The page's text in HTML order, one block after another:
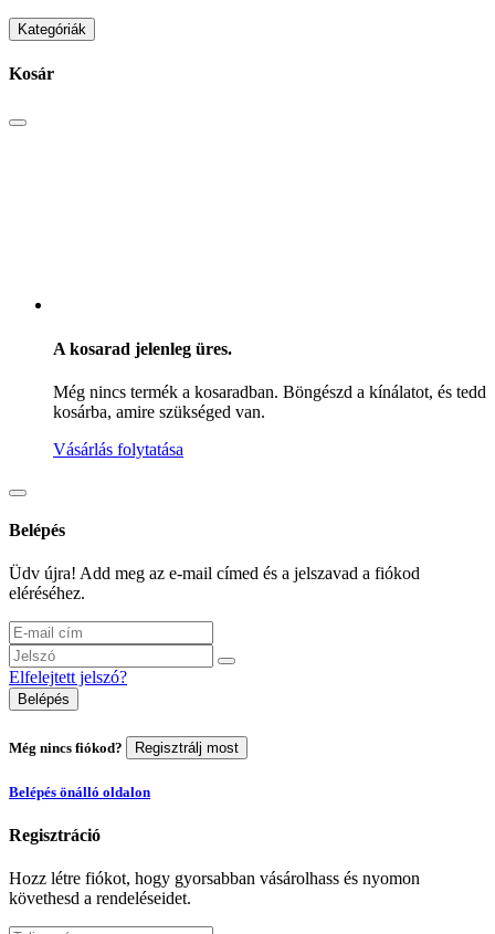
Kategóriák
Kosár
A kosarad jelenleg üres.
Még nincs termék a kosaradban. Böngészd a kínálatot, és tedd
kosárba, amire szükséged van.
Vásárlás folytatása
Belépés
Üdv újra! Add meg az e-mail címed és a jelszavad a fiókod
eléréséhez.
Elfelejtett jelszó?
Belépés
Még nincs fiókod? Regisztrálj most
Belépés önálló oldalon
Regisztráció
Hozz létre fiókot, hogy gyorsabban vásárolhass és nyomon
követhesd a rendeléseidet.